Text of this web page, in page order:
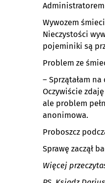
Administratorem
Wywozem
Nieczystości
pojeminiki są
Problem ze
– Sprzątałam
Oczywiście
ale problem
anonimowa.
Proboszcz
Sprawę zaczął
Więcej